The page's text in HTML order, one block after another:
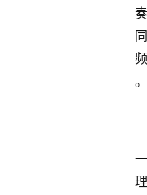
奏
同
频
。
一
理